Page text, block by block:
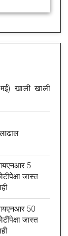
खाली खाली
5
जास्त
50
जास्त